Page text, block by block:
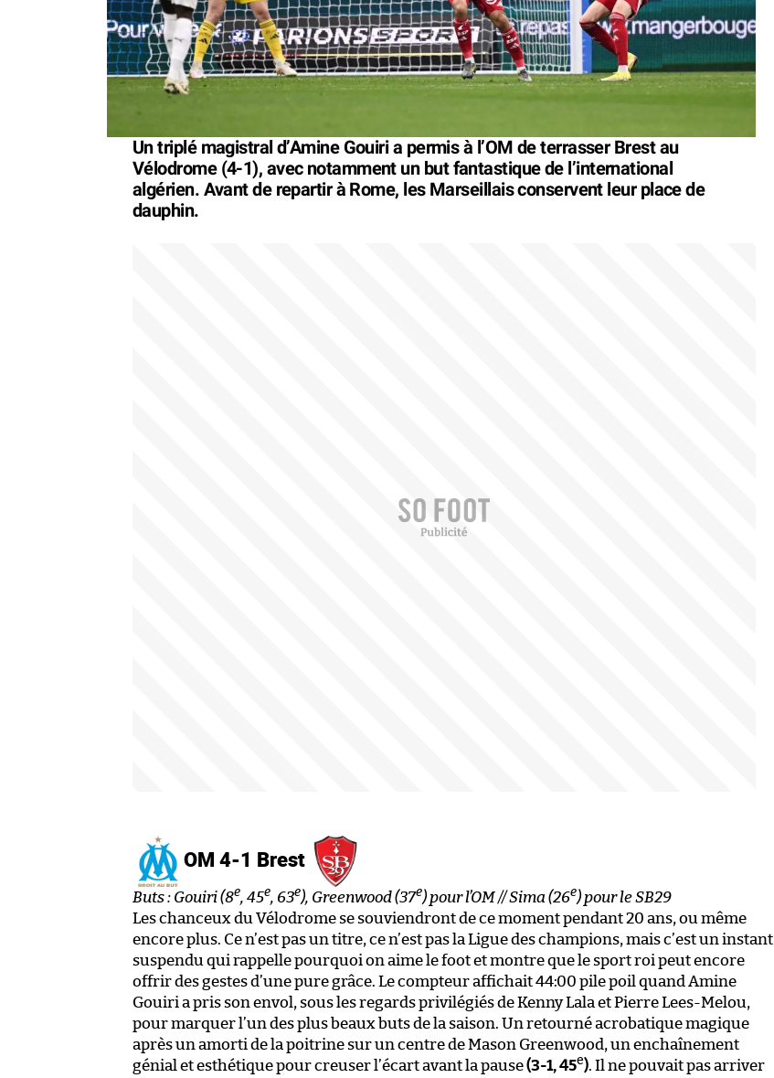
Un triplé magistral d’Amine Gouiri a permis à l’OM de terrasser Brest au
Vélodrome (4-1), avec notamment un but fantastique de l’international
algérien. Avant de repartir à Rome, les Marseillais conservent leur place de
dauphin.
OM 4-1 Brest
Buts : Gouiri (8e, 45e, 63e), Greenwood (37e) pour l’OM // Sima (26e) pour le SB29
Les chanceux du Vélodrome se souviendront de ce moment pendant 20 ans, ou même
encore plus. Ce n’est pas un titre, ce n’est pas la Ligue des champions, mais c’est un instant
suspendu qui rappelle pourquoi on aime le foot et montre que le sport roi peut encore
offrir des gestes d’une pure grâce. Le compteur affichait 44:00 pile poil quand Amine
Gouiri a pris son envol, sous les regards privilégiés de Kenny Lala et Pierre Lees-Melou,
pour marquer l’un des plus beaux buts de la saison. Un retourné acrobatique magique
après un amorti de la poitrine sur un centre de Mason Greenwood, un enchaînement
génial et esthétique pour creuser l’écart avant la pause(3-1, 45e). Il ne pouvait pas arriver